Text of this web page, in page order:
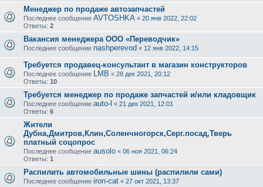
Менеджер по продаже автозапчастей
Последнее сообщение AVTOSHKA « 20 янв 2022, 22:02
Ответы: 2
Вакансия менеджера ООО «Переводчик»
Последнее сообщение nashperevod « 12 янв 2022, 14:15
Требуется продавец-консультант в магазин конструкторов
Последнее сообщение LMB « 28 дек 2021, 20:12
Ответы: 10
Требуется менеджер по продаже запчастей и/или кладовщик
Последнее сообщение auto-l « 21 дек 2021, 12:01
Ответы: 6
Жители
Дубна,Дмитров,Клин,Соленчногорск,Серг.посад,Тверь
платный соцопрос
Последнее сообщение ausolo « 06 ноя 2021, 06:24
Ответы: 1
Распилить автомобильные шины (распилили сами)
Последнее сообщение iron-cat « 27 окт 2021, 13:37